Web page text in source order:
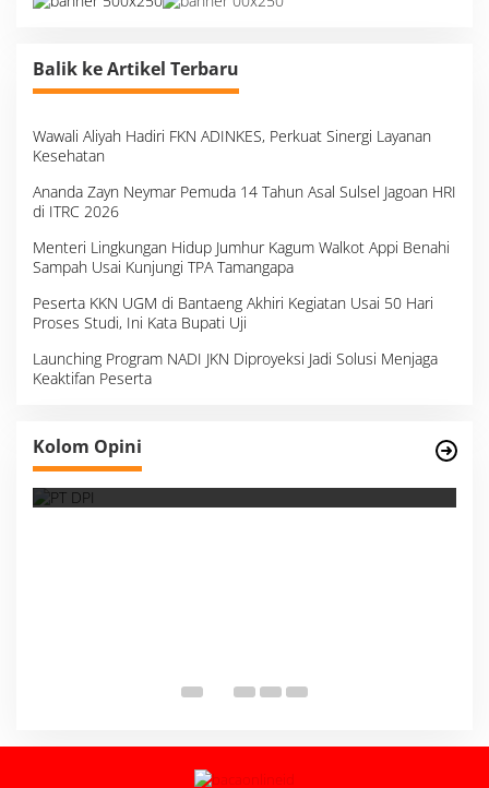
Balik ke Artikel Terbaru
Wawali Aliyah Hadiri FKN ADINKES, Perkuat Sinergi Layanan
Kesehatan
Ananda Zayn Neymar Pemuda 14 Tahun Asal Sulsel Jagoan HRI
di ITRC 2026
Menteri Lingkungan Hidup Jumhur Kagum Walkot Appi Benahi
Sampah Usai Kunjungi TPA Tamangapa
Peserta KKN UGM di Bantaeng Akhiri Kegiatan Usai 50 Hari
Proses Studi, Ini Kata Bupati Uji
Launching Program NADI JKN Diproyeksi Jadi Solusi Menjaga
Keaktifan Peserta
Kolom Opini
Membaca Realitas